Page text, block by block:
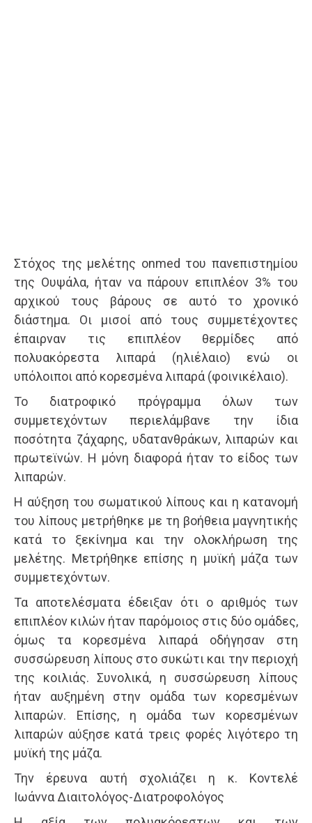
Στόχος της μελέτης onmed του πανεπιστημίου
της Ουψάλα, ήταν να πάρουν επιπλέον 3% του
αρχικού τους βάρους σε αυτό το χρονικό
διάστημα. Οι μισοί από τους συμμετέχοντες
έπαιρναν τις επιπλέον θερμίδες από
πολυακόρεστα λιπαρά (ηλιέλαιο) ενώ οι
υπόλοιποι από κορεσμένα λιπαρά (φοινικέλαιο).
Το διατροφικό πρόγραμμα όλων των
συμμετεχόντων περιελάμβανε την ίδια
ποσότητα ζάχαρης, υδατανθράκων, λιπαρών και
πρωτεϊνών. Η μόνη διαφορά ήταν το είδος των
λιπαρών.
Η αύξηση του σωματικού λίπους και η κατανομή
του λίπους μετρήθηκε με τη βοήθεια μαγνητικής
κατά το ξεκίνημα και την ολοκλήρωση της
μελέτης. Μετρήθηκε επίσης η μυϊκή μάζα των
συμμετεχόντων.
Τα αποτελέσματα έδειξαν ότι ο αριθμός των
επιπλέον κιλών ήταν παρόμοιος στις δύο ομάδες,
όμως τα κορεσμένα λιπαρά οδήγησαν στη
συσσώρευση λίπους στο συκώτι και την περιοχή
της κοιλιάς. Συνολικά, η συσσώρευση λίπους
ήταν αυξημένη στην ομάδα των κορεσμένων
λιπαρών. Επίσης, η ομάδα των κορεσμένων
λιπαρών αύξησε κατά τρεις φορές λιγότερο τη
μυϊκή της μάζα.
Την έρευνα αυτή σχολιάζει η κ. Κοντελέ
Ιωάννα Διαιτολόγος-Διατροφολόγος